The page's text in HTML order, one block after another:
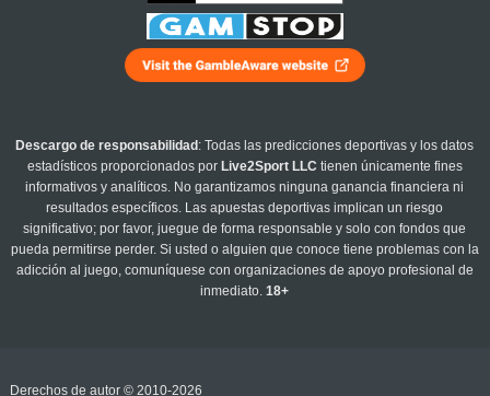
Descargo de responsabilidad : Todas las predicciones deportivas y los datos
estadísticos proporcionados por Live2Sport LLC tienen únicamente fines
informativos y analíticos. No garantizamos ninguna ganancia financiera ni
resultados específicos. Las apuestas deportivas implican un riesgo
significativo; por favor, juegue de forma responsable y solo con fondos que
pueda permitirse perder. Si usted o alguien que conoce tiene problemas con la
adicción al juego, comuníquese con organizaciones de apoyo profesional de
inmediato.18+
Derechos de autor © 2010-2026